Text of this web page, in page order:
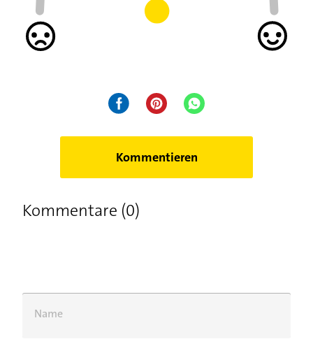
Kommentieren
Kommentare (0)
Name